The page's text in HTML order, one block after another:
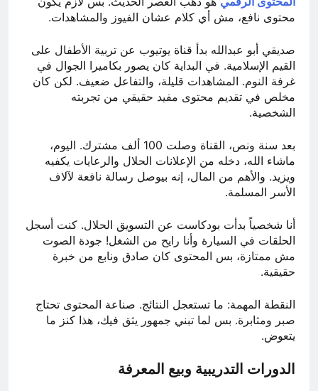
محتوى نافع، مش أي كلام عشان الفيوز والمشاهدات.
صديقي أبو عبدالله بدأ قناة يوتيوب عن تربية الأطفال على
القيم الإسلامية. في البداية كان يصور بكاميرا الجوال في
غرفة النوم. المشاهدات قليلة، والتفاعل ضعيف. لكن كان
مخلص في تقديم محتوى مفيد حقيقي من تجربته
الشخصية.
بعد سنة ونص، القناة وصلت 100 ألف مشترك. اليوم،
ماشاء الله، دخله من الإعلانات الحلال والرعايات يكفيه
ويزيد. والأهم من المال، إنه بيوصل رسالة نافعة لآلاف
الأسر المسلمة.
أنا شخصياً بدأت بودكاست عن التسويق الحلال. كنت أسجل
الحلقات في السيارة وأنا رايح من الشغل! جودة الصوت
مش ممتازة، بس المحتوى كان صادق ونابع من خبرة
حقيقية.
النقطة المهمة: ما تستعجل النتائج. صناعة المحتوى تحتاج
صبر ومثابرة. بس لما تبني جمهور يثق فيك، هذا كنز ما
يتعوض.
الدورات التدريبية وبيع المعرفة